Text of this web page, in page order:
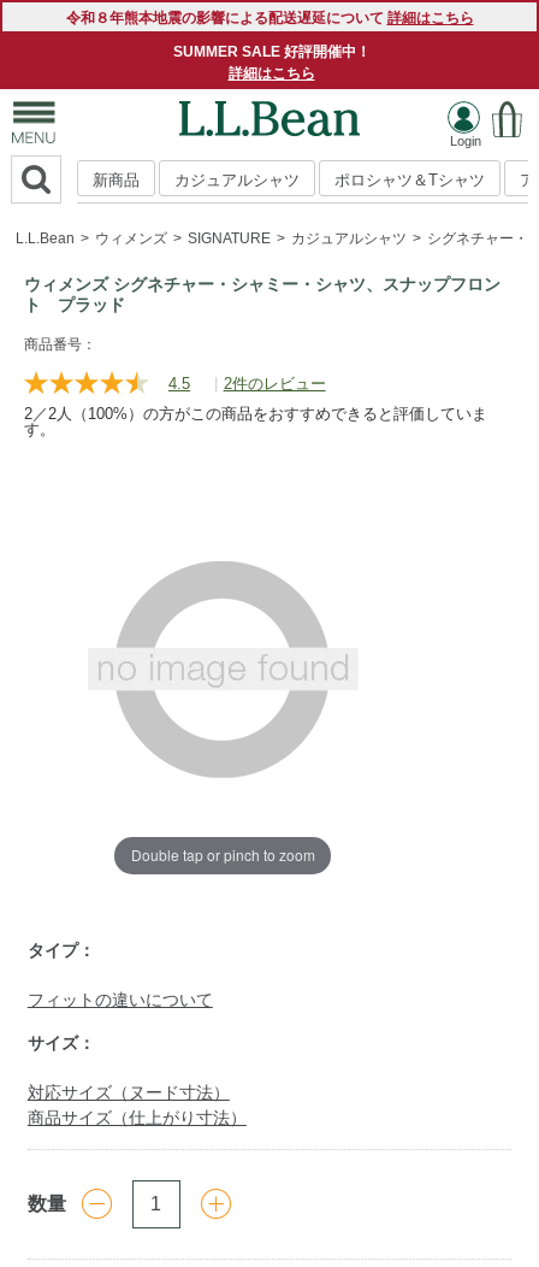
令和８年熊本地震の影響による配送遅延について 詳細はこちら
SUMMER SALE 好評開催中！
詳細はこちら
新商品 カジュアルシャツ ポロシャツ＆Tシャツ
L.L.Bean ウィメンズ SIGNATURE カジュアルシャツ シグネチャー・
ウィメンズ シグネチャー・シャミー・シャツ、スナップフロン
ト プラッド
https://www.llbean.co.jp/womens/signature/shirts/g/
商品番号：
4.5
レ
ビ
ペ
ジ
ン
ク。
| 2件のレビュー
2／2人（100%）の方がこの商品をおすすめできると評価していま
す。
Double tap or pinch to zoom
タイプ：
フィットの違いについて
サイズ：
対応サイズ（ヌード寸法）
商品サイズ（仕上がり寸法）
数量